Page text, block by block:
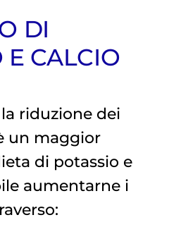
DI
E CALCIO
riduzione dei
un maggior
di potassio e
aumentarne i